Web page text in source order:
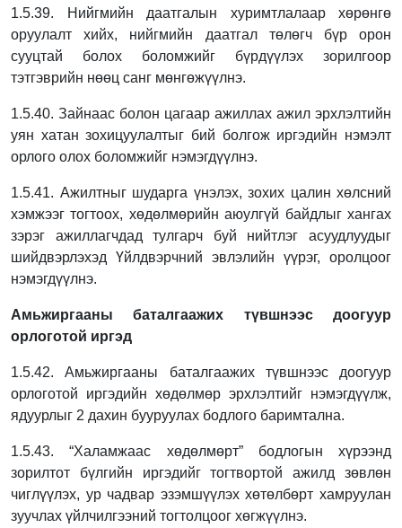
1.5.39. Нийгмийн даатгалын хуримтлалаар хөрөнгө
оруулалт хийх, нийгмийн даатгал төлөгч бүр орон
сууцтай болох боломжийг бүрдүүлэх зорилгоор
тэтгэврийн нөөц санг мөнгөжүүлнэ.
1.5.40. Зайнаас болон цагаар ажиллах ажил эрхлэлтийн
уян хатан зохицуулалтыг бий болгож иргэдийн нэмэлт
орлого олох боломжийг нэмэгдүүлнэ.
1.5.41. Ажилтныг шударга үнэлэх, зохих цалин хөлсний
хэмжээг тогтоох, хөдөлмөрийнаюулгүй байдлыг хангах
зэрэг ажиллагчдад тулгарч буй нийтлэг асуудлуудыг
шийдвэрлэхэд Үйлдвэрчний эвлэлийн үүрэг, оролцоог
нэмэгдүүлнэ.
Амьжиргааны баталгаажих түвшнээс доогуур
орлоготой иргэд
1.5.42. Амьжиргааны баталгаажих түвшнээс доогуур
орлоготой иргэдийн хөдөлмөр эрхлэлтийг нэмэгдүүлж,
ядуурлыг 2 дахин бууруулах бодлого баримтална.
1.5.43. “Халамжаас хөдөлмөрт” бодлогын хүрээнд
зорилтот бүлгийн иргэдийг тогтвортой ажилд зөвлөн
чиглүүлэх, ур чадвар эзэмшүүлэх хөтөлбөрт хамруулан
зуучлах үйлчилгээний тогтолцоог хөгжүүлнэ.